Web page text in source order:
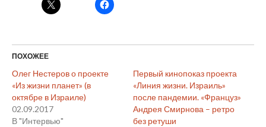
ПОХОЖЕЕ
Олег Нестеров о проекте
«Из жизни планет» (в
октябре в Израиле)
02.09.2017
В "Интервью"
Первый кинопоказ проекта
«Линия жизни. Израиль»
после пандемии. «Француз»
Андрея Смирнова – ретро
без ретуши